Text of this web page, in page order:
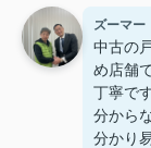
スポン
ました
っては
が、そ
じまし
ズーマー
中古の
め店舗
丁寧です
分から
分かり